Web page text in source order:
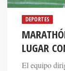
DEPORTES
LUGAR
El equipo
mantiene en